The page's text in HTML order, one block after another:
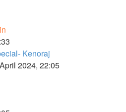
Kenoraj
2024, 22:05